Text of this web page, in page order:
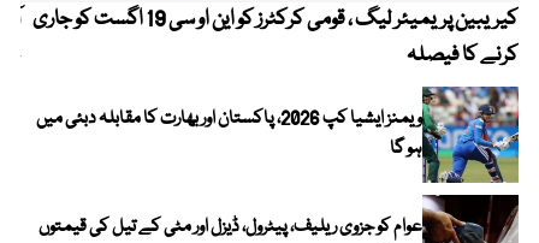
کیریبین پریمیئر لیگ ، قومی کرکٹرز کو این او سی 19 اگست کو جاری
کرنے کا فیصلہ
ویمنز ایشیا کپ 2026، پاکستان اور بھارت کا مقابلہ دبئی میں
ہو گا
عوام کو جزوی ریلیف، پیٹرول، ڈیزل اور مٹی کے تیل کی قیمتوں